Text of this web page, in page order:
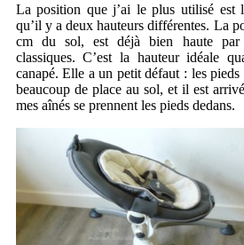
La position que j’ai le plus utilisé est
qu’il y a deux hauteurs différentes. La
cm du sol, est déjà bien haute par
classiques. C’est la hauteur idéale
canapé. Elle a un petit défaut : les
beaucoup de place au sol, et il est
mes aînés se prennent les pieds dedans.